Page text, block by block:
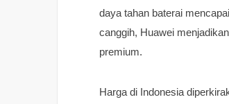
daya tahan baterai
canggih, Huawei
premium.
Harga di Indonesia